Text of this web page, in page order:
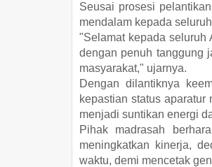
Seusai prosesi
mendalam kepada
"Selamat kepada seluruh
dengan penuh tanggung
masyarakat," ujarnya.
Dengan dilantiknya
kepastian status
menjadi suntikan energi
Pihak madrasah
meningkatkan kinerja,
waktu, demi mencetak